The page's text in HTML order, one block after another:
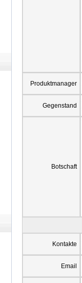
Produktmanager
Gegenstand
Botschaft
Kontakte
Email